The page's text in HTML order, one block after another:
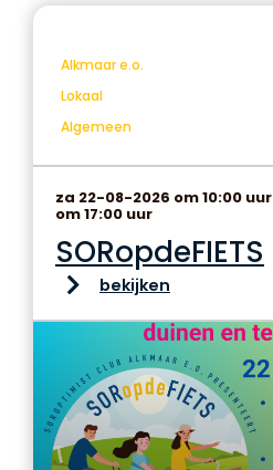
Alkmaar e.o.
Lokaal
Algemeen
za 22-08-2026 om 10:00 uur
om 17:00 uur
SORopdeFIETS
bekijken